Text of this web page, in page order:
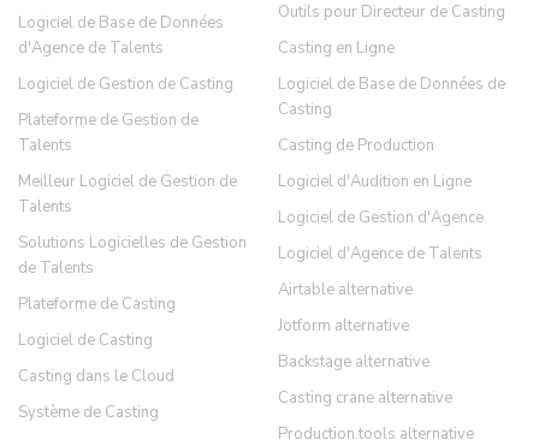
Logiciel de Base de Données
d'Agence de Talents
Logiciel de Gestion de Casting
Plateforme de Gestion de
Talents
Meilleur Logiciel de Gestion de
Talents
Solutions Logicielles de Gestion
de Talents
Plateforme de Casting
Logiciel de Casting
Casting dans le Cloud
Système de Casting
Outils pour Directeur de Casting
Casting en Ligne
Logiciel de Base de Données de
Casting
Casting de Production
Logiciel d'Audition en Ligne
Logiciel de Gestion d'Agence
Logiciel d'Agence de Talents
Airtable alternative
Jotform alternative
Backstage alternative
Casting crane alternative
Production.tools alternative